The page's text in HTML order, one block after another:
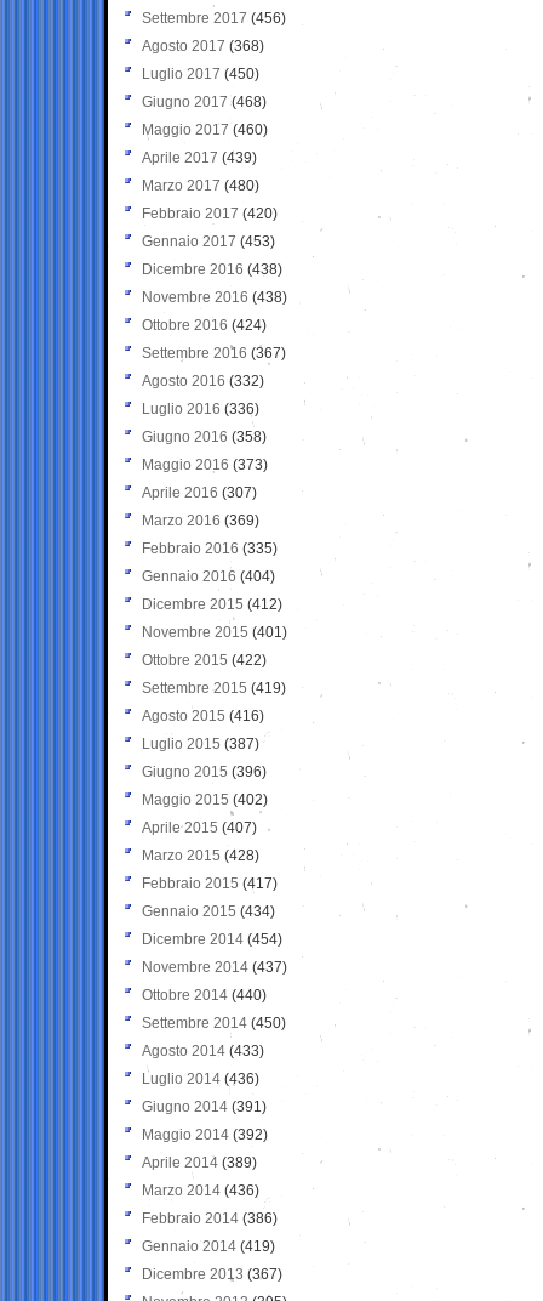
Settembre 2017 (456)
Agosto 2017 (368)
Luglio 2017 (450)
Giugno 2017 (468)
Maggio 2017 (460)
Aprile 2017 (439)
Marzo 2017 (480)
Febbraio 2017 (420)
Gennaio 2017 (453)
Dicembre 2016 (438)
Novembre 2016 (438)
Ottobre 2016 (424)
Settembre 2016 (367)
Agosto 2016 (332)
Luglio 2016 (336)
Giugno 2016 (358)
Maggio 2016 (373)
Aprile 2016 (307)
Marzo 2016 (369)
Febbraio 2016 (335)
Gennaio 2016 (404)
Dicembre 2015 (412)
Novembre 2015 (401)
Ottobre 2015 (422)
Settembre 2015 (419)
Agosto 2015 (416)
Luglio 2015 (387)
Giugno 2015 (396)
Maggio 2015 (402)
Aprile 2015 (407)
Marzo 2015 (428)
Febbraio 2015 (417)
Gennaio 2015 (434)
Dicembre 2014 (454)
Novembre 2014 (437)
Ottobre 2014 (440)
Settembre 2014 (450)
Agosto 2014 (433)
Luglio 2014 (436)
Giugno 2014 (391)
Maggio 2014 (392)
Aprile 2014 (389)
Marzo 2014 (436)
Febbraio 2014 (386)
Gennaio 2014 (419)
Dicembre 2013 (367)